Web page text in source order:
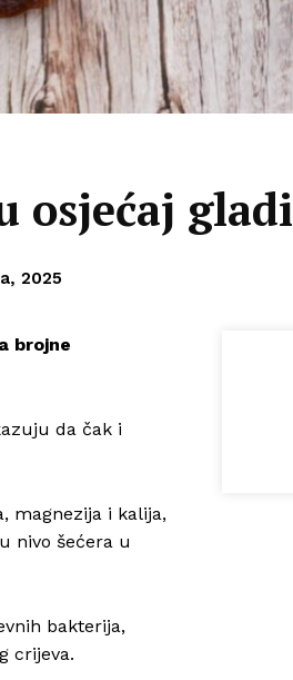
osjećaj gladi
2025
brojne
da čak i
magnezija i kalija,
nivo šećera u
bakterija,
crijeva.